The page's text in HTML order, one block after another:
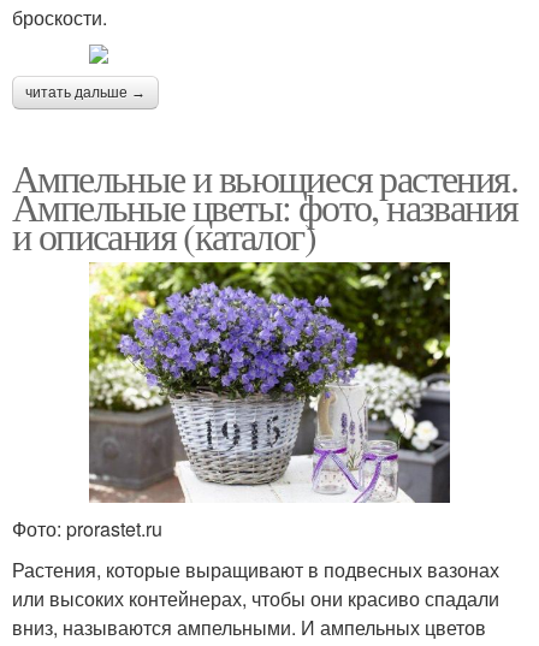
броскости.
читать дальше →
Ампельные и вьющиеся растения.
Ампельные цветы: фото, названия
и описания (каталог)
Фото: prorastet.ru
Растения, которые выращивают в подвесных вазонах
или высоких контейнерах, чтобы они красиво спадали
вниз, называются ампельными. И ампельных цветов